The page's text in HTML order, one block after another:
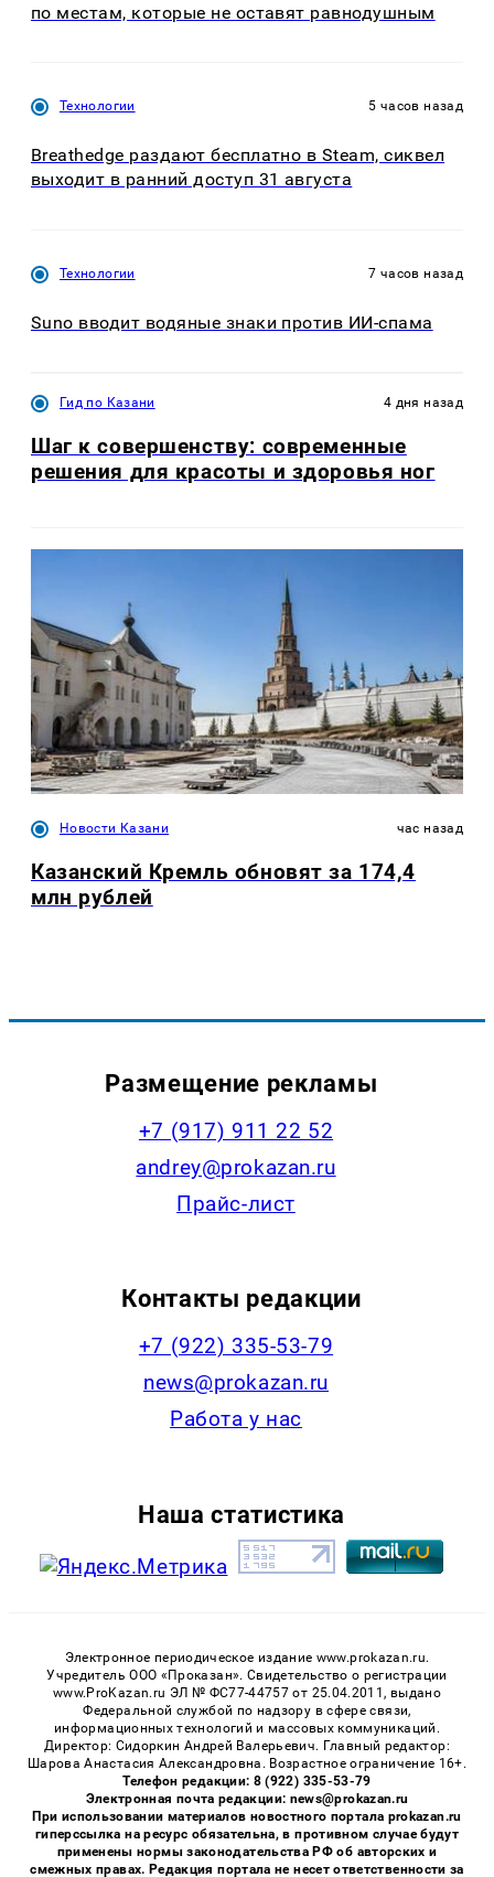
по местам, которые не оставят равнодушным
Технологии 5 часов назад
Breathedge раздают бесплатно в Steam, сиквел
выходит в ранний доступ 31 августа
Технологии 7 часов назад
Suno вводит водяные знаки против ИИ-спама
Гид по Казани 4 дня назад
Шаг к совершенству: современные
решения для красоты и здоровья ног
Новости Казани час назад
Казанский Кремль обновят за 174,4
млн рублей
Размещение рекламы
+7 (917) 911 22 52
andrey@prokazan.ru
Прайс-лист
Контакты редакции
+7 (922) 335-53-79
news@prokazan.ru
Работа у нас
Наша статистика
Электронное периодическое издание www.prokazan.ru.
Учредитель ООО «Проказан». Cвидетельство о регистрации
www.ProKazan.ru ЭЛ № ФС77-44757 от 25.04.2011, выдано
Федеральной службой по надзору в сфере связи,
информационных технологий и массовых коммуникаций.
Директор: Сидоркин Андрей Валерьевич. Главный редактор:
Шарова Анастасия Александровна. Возрастное ограничение 16+.
Телефон редакции: 8 (922) 335-53-79
Электронная почта редакции: news@prokazan.ru
При использовании материалов новостного портала prokazan.ru
гиперссылка на ресурс обязательна, в противном случае будут
применены нормы законодательства РФ об авторских и
смежных правах. Редакция портала не несет ответственности за